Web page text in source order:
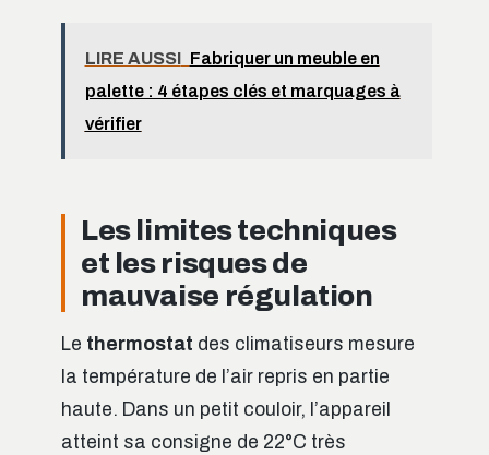
LIRE AUSSI Fabriquer un meuble en
palette : 4 étapes clés et marquages à
vérifier
Les limites techniques
et les risques de
mauvaise régulation
Le thermostat des climatiseurs mesure
la température de l’air repris en partie
haute. Dans un petit couloir, l’appareil
atteint sa consigne de 22°C très